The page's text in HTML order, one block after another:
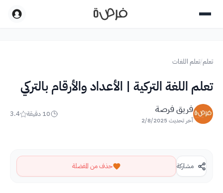
تعلم/تعلم اللغات
تعلم اللغة التركية | الأعداد والأرقام بالتركي
فريق فرصة
آخر تحديث 2/8/2025
10 دقيقة 3.4
مشاركة حذف من المفضلة